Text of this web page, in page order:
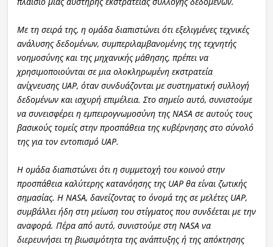
Με τη σειρά της, η ομάδα διαπιστώνει ότι εξελιγμένες τεχνικές
ανάλυσης δεδομένων, συμπεριλαμβανομένης της τεχνητής
νοημοσύνης και της μηχανικής μάθησης, πρέπει να
χρησιμοποιούνται σε μια ολοκληρωμένη εκστρατεία
ανίχνευσης UAP, όταν συνδυάζονται με συστηματική συλλογή
δεδομένων και ισχυρή επιμέλεια. Στο σημείο αυτό, συνιστούμε
να συνεισφέρει η εμπειρογνωμοσύνη της NASA σε αυτούς τους
βασικούς τομείς στην προσπάθεια της κυβέρνησης στο σύνολό
της για τον εντοπισμό UAP.
Η ομάδα διαπιστώνει ότι η συμμετοχή του κοινού στην
προσπάθεια καλύτερης κατανόησης της UAP θα είναι ζωτικής
σημασίας. Η NASA, δανείζοντας το όνομά της σε μελέτες UAP,
συμβάλλει ήδη στη μείωση του στίγματος που συνδέεται με την
αναφορά. Πέρα από αυτό, συνιστούμε στη NASA να
διερευνήσει τη βιωσιμότητα της ανάπτυξης ή της απόκτησης